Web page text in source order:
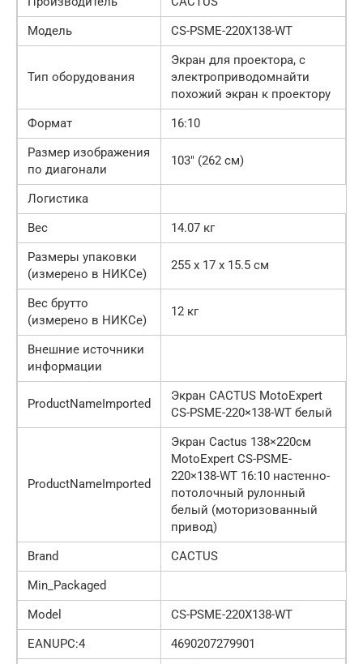
Модель
CS-PSME-220X138-WT
Тип оборудования
Экран для проектора, с
электроприводомнайти
похожий экран к проектору
Формат
16:10
Размер изображения
по диагонали
103″ (262 см)
Логистика
Вес
14.07 кг
Размеры упаковки
(измерено в НИКСе)
255 x 17 x 15.5 см
Вес брутто
(измерено в НИКСе)
12 кг
Внешние источники
информации
ProductNameImported
Экран CACTUS MotoExpert
CS-PSME-220×138-WT белый
ProductNameImported
Экран Cactus 138×220см
MotoExpert CS-PSME-
220×138-WT 16:10 настенно-
потолочный рулонный
белый (моторизованный
привод)
Brand
CACTUS
Min_Packaged
Model
CS-PSME-220X138-WT
EANUPC:4
4690207279901